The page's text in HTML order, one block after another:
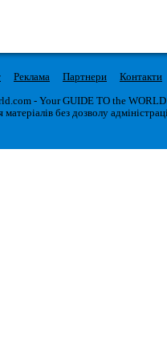
Реклама Партнери Контакти
- Your GUIDE TO the
без дозволу